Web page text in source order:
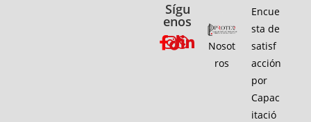
Sígu
enos
Nosot
ros
Encue
sta de
satisf
acción
por
Capac
itació